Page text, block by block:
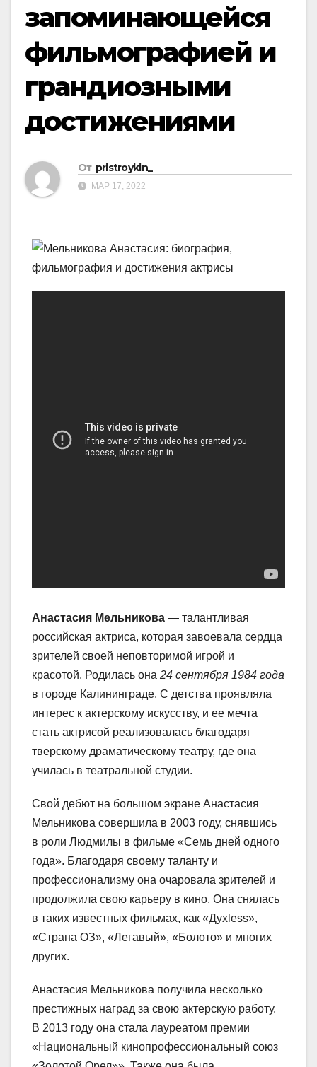
запоминающейся
фильмографией и
грандиозными
достижениями
От pristroykin_
МАР 17, 2022
Анастасия Мельникова — талантливая
российская актриса, которая завоевала сердца
зрителей своей неповторимой игрой и
красотой. Родилась она 24 сентября 1984 года
в городе Калининграде. С детства проявляла
интерес к актерскому искусству, и ее мечта
стать актрисой реализовалась благодаря
тверскому драматическому театру, где она
училась в театральной студии.
Свой дебют на большом экране Анастасия
Мельникова совершила в 2003 году, снявшись
в роли Людмилы в фильме «Семь дней одного
года». Благодаря своему таланту и
профессионализму она очаровала зрителей и
продолжила свою карьеру в кино. Она снялась
в таких известных фильмах, как «Духless»,
«Страна ОЗ», «Легавый», «Болото» и многих
других.
Анастасия Мельникова получила несколько
престижных наград за свою актерскую работу.
В 2013 году она стала лауреатом премии
«Национальный кинопрофессиональный союз